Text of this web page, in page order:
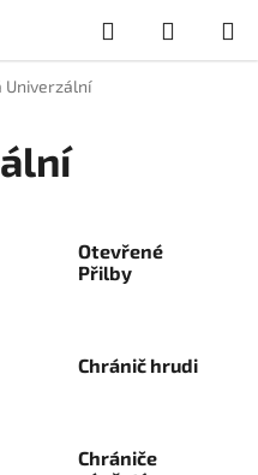
Hledat
KOŠÍK
Univerzální
Otevřené
Přilby
Chránič hrudi
Chrániče